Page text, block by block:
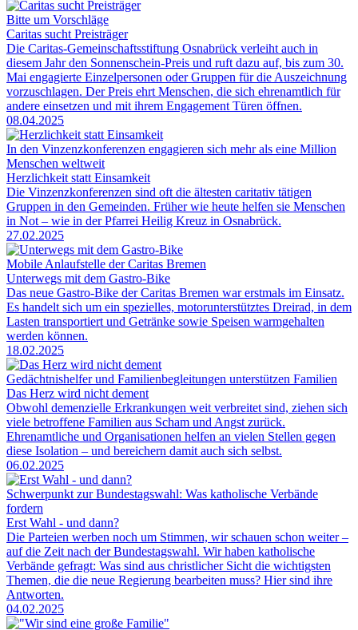
Bitte um Vorschläge
Caritas sucht Preisträger
Die Caritas-Gemeinschaftsstiftung Osnabrück verleiht auch in
diesem Jahr den Sonnenschein-Preis und ruft dazu auf, bis zum 30.
Mai engagierte Einzelpersonen oder Gruppen für die Auszeichnung
vorzuschlagen. Der Preis ehrt Menschen, die sich ehrenamtlich für
andere einsetzen und mit ihrem Engagement Türen öffnen.
08.04.2025
In den Vinzenzkonferenzen engagieren sich mehr als eine Million
Menschen weltweit
Herzlichkeit statt Einsamkeit
Die Vinzenzkonferenzen sind oft die ältesten caritativ tätigen
Gruppen in den Gemeinden. Früher wie heute helfen sie Menschen
in Not – wie in der Pfarrei Heilig Kreuz in Osnabrück.
27.02.2025
Mobile Anlaufstelle der Caritas Bremen
Unterwegs mit dem Gastro-Bike
Das neue Gastro-Bike der Caritas Bremen war erstmals im Einsatz.
Es handelt sich um ein spezielles, motorunterstütztes Dreirad, in dem
Lasten transportiert und Getränke sowie Speisen warmgehalten
werden können.
18.02.2025
Gedächtnishelfer und Familienbegleitungen unterstützen Familien
Das Herz wird nicht dement
Obwohl demenzielle Erkrankungen weit verbreitet sind, ziehen sich
viele betroffene Familien aus Scham und Angst zurück.
Ehrenamtliche und Organisationen helfen an vielen Stellen gegen
diese Isolation – und bereichern damit auch sich selbst.
06.02.2025
Schwerpunkt zur Bundestagswahl: Was katholische Verbände
fordern
Erst Wahl - und dann?
Die Parteien werben noch um Stimmen, wir schauen schon weiter –
auf die Zeit nach der Bundestagswahl. Wir haben katholische
Verbände gefragt: Was sind aus christlicher Sicht die wichtigsten
Themen, die die neue Regierung bearbeiten muss? Hier sind ihre
Antworten.
04.02.2025